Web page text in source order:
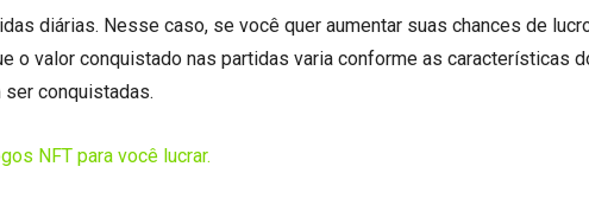
diárias. Nesse caso, se você quer aumentar suas chances de
o valor conquistado nas partidas varia conforme as características
ser conquistadas.
NFT para você lucrar.